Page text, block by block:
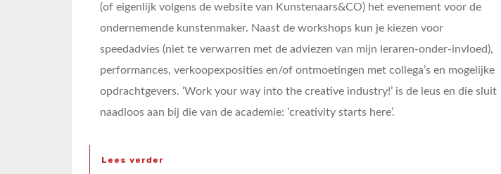
(of eigenlijk volgens de website van Kunstenaars&CO) het evenement voor de
ondernemende kunstenmaker. Naast de workshops kun je kiezen voor
speedadvies (niet te verwarren met de adviezen van mijn leraren-onder-invloed),
performances, verkoopexposities en/of ontmoetingen met collega’s en mogelijke
opdrachtgevers. ‘Work your way into the creative industry!’ is de leus en die sluit
naadloos aan bij die van de academie: ‘creativity starts here’.
Lees verder